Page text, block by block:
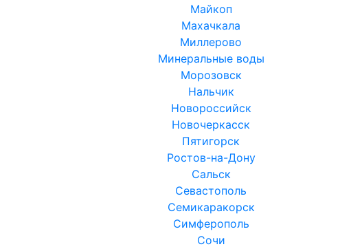
Майкоп
Махачкала
Миллерово
Минеральные воды
Морозовск
Нальчик
Новороссийск
Новочеркасск
Пятигорск
Ростов-на-Дону
Сальск
Севастополь
Семикаракорск
Симферополь
Сочи